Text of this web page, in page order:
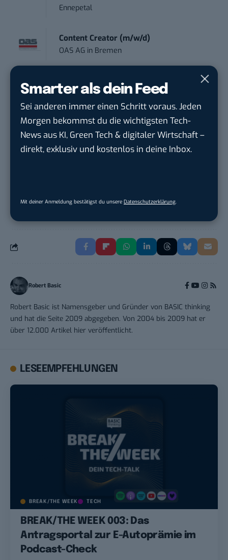
Smarter als dein Feed
Sei anderen immer einen Schritt voraus. Jeden
Morgen bekommst du die wichtigsten Tech-
News aus KI, Green Tech & digitaler Wirtschaft –
direkt, exklusiv und kostenlos in deine Inbox.
Mit deiner Anmeldung bestätigst du unsere Datenschutzerklärung.
Ennepetal
Content Creator (m/w/d)
OAS AG in Bremen
Art Director – UX Design / Adobe CC /
P...
meap GmbHinWitten
Content-Manager (m/w/d)
Hermann Sewerin GmbHinGütersloh
Robert Basic
Robert Basic ist Namensgeber und Gründer von BASIC thinking
und hat die Seite 2009 abgegeben. Von 2004 bis 2009 hat er
über 12.000 Artikel hier veröffentlicht.
LESEEMPFEHLUNGEN
BREAK/THE WEEK TECH
BREAK/THE WEEK 003: Das
Antragsportal zur E-Autoprämie im
Podcast-Check